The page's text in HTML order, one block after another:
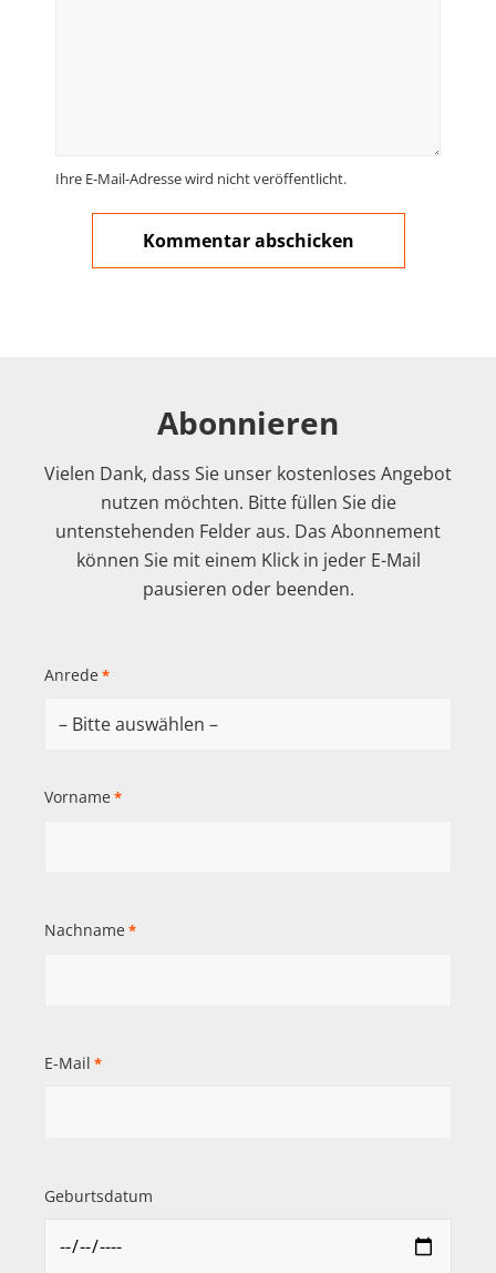
Ihre E-Mail-Adresse wird nicht veröffentlicht.
Abonnieren
Vielen Dank, dass Sie unser kostenloses Angebot
nutzen möchten. Bitte füllen Sie die
untenstehenden Felder aus. Das Abonnement
können Sie mit einem Klick in jeder E-Mail
pausieren oder beenden.
Anrede *
Vorname *
Nachname *
E-Mail *
Geburtsdatum